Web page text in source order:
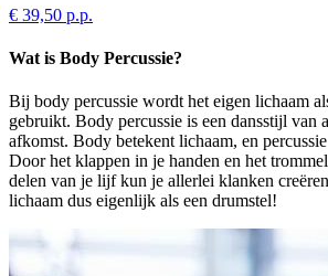
€ 39,50 p.p.
Wat is Body Percussie?
Bij body percussie wordt het eigen lichaam
gebruikt. Body percussie is een dansstijl van
afkomst. Body betekent lichaam, en
Door het klappen in je handen en het
delen van je lijf kun je allerlei klanken
lichaam dus eigenlijk als een drumstel!